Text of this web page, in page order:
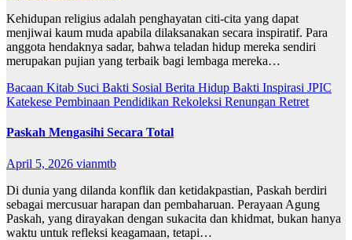
Kehidupan religius adalah penghayatan citi-cita yang dapat
menjiwai kaum muda apabila dilaksanakan secara inspiratif. Para
anggota hendaknya sadar, bahwa teladan hidup mereka sendiri
merupakan pujian yang terbaik bagi lembaga mereka…
Bacaan Kitab Suci Bakti Sosial Berita Hidup Bakti Inspirasi JPIC
Katekese Pembinaan Pendidikan Rekoleksi Renungan Retret
Paskah Mengasihi Secara Total
April 5, 2026 vianmtb
Di dunia yang dilanda konflik dan ketidakpastian, Paskah berdiri
sebagai mercusuar harapan dan pembaharuan. Perayaan Agung
Paskah, yang dirayakan dengan sukacita dan khidmat, bukan hanya
waktu untuk refleksi keagamaan, tetapi…